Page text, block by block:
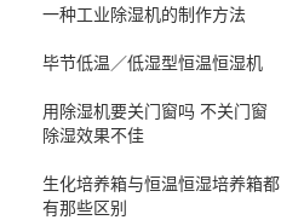
一种工业除湿机的制作方法
毕节低温／低湿型恒温恒湿机
用除湿机要关门窗吗 不关门窗
除湿效果不佳
生化培养箱与恒温恒湿培养箱都
有那些区别